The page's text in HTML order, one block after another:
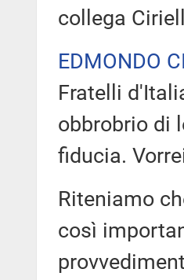
collega
EDMONDO
Fratelli
obbrobrio di
fiducia.
Riteniamo
così